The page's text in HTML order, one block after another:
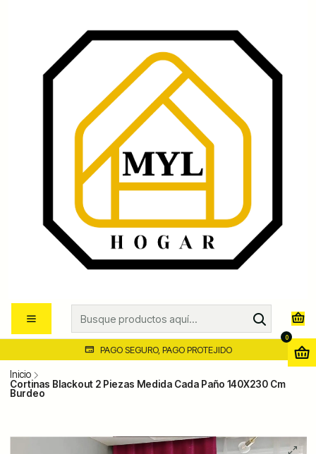
0
PAGO SEGURO, PAGO PROTEJIDO
Inicio
Cortinas Blackout 2 Piezas Medida Cada Paño 140X230 Cm
Burdeo